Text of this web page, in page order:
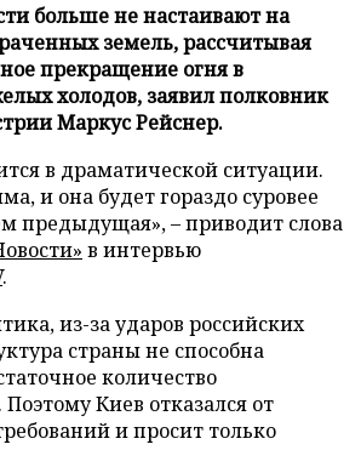
больше не настаивают на
земель, рассчитывая
прекращение огня в
холодов, заявил полковник
Маркус Рейснер.
в драматической ситуации.
и она будет гораздо суровее
предыдущая», – приводит слова
в интервью
.
из-за ударов российских
страны не способна
количество
Киев отказался от
и просит только